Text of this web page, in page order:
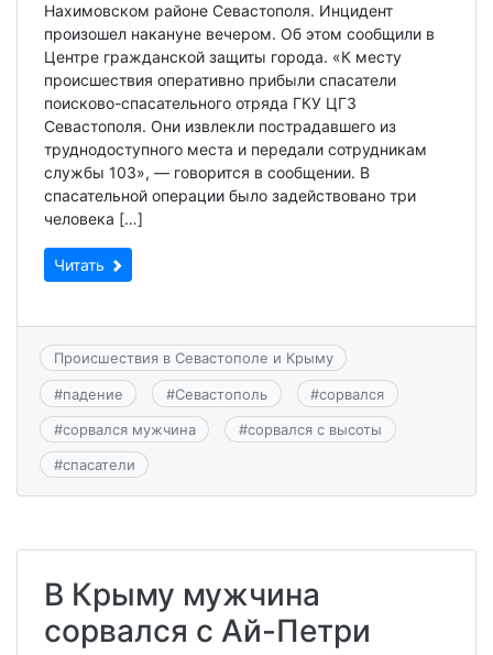
Нахимовском районе Севастополя. Инцидент
произошел накануне вечером. Об этом сообщили в
Центре гражданской защиты города. «К месту
происшествия оперативно прибыли спасатели
поисково-спасательного отряда ГКУ ЦГЗ
Севастополя. Они извлекли пострадавшего из
труднодоступного места и передали сотрудникам
службы 103», — говорится в сообщении. В
спасательной операции было задействовано три
человека […]
Читать
Происшествия в Севастополе и Крыму
#падение #Севастополь #сорвался
#сорвался мужчина #сорвался с высоты
#спасатели
В Крыму мужчина
сорвался с Ай-Петри